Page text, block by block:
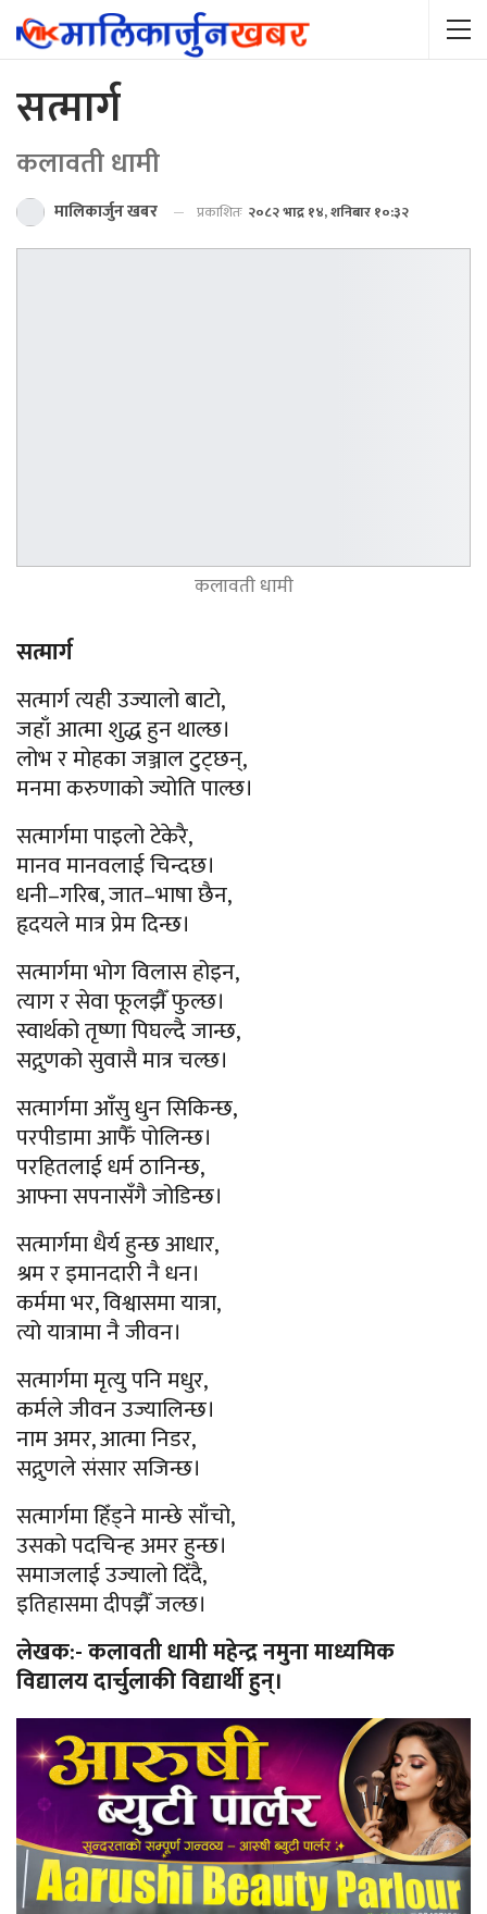
सत्मार्ग
कलावती धामी
मालिकार्जुन खबर प्रकाशितः २०८२ भाद्र १४, शनिबार १०:३२
कलावती धामी
सत्मार्ग
सत्मार्ग त्यही उज्यालो बाटो,
जहाँ आत्मा शुद्ध हुन थाल्छ।
लोभ र मोहका जञ्जाल टुट्छन्,
मनमा करुणाको ज्योति पाल्छ।
सत्मार्गमा पाइलो टेकेरै,
मानव मानवलाई चिन्दछ।
धनी–गरिब, जात–भाषा छैन,
हृदयले मात्र प्रेम दिन्छ।
सत्मार्गमा भोग विलास होइन,
त्याग र सेवा फूलझैँ फुल्छ।
स्वार्थको तृष्णा पिघल्दै जान्छ,
सद्गुणको सुवासै मात्र चल्छ।
सत्मार्गमा आँसु धुन सिकिन्छ,
परपीडामा आफैँ पोलिन्छ।
परहितलाई धर्म ठानिन्छ,
आफ्ना सपनासँगै जोडिन्छ।
सत्मार्गमा धैर्य हुन्छ आधार,
श्रम र इमानदारी नै धन।
कर्ममा भर, विश्वासमा यात्रा,
त्यो यात्रामा नै जीवन।
सत्मार्गमा मृत्यु पनि मधुर,
कर्मले जीवन उज्यालिन्छ।
नाम अमर, आत्मा निडर,
सद्गुणले संसार सजिन्छ।
सत्मार्गमा हिँड्ने मान्छे साँचो,
उसको पदचिन्ह अमर हुन्छ।
समाजलाई उज्यालो दिँदै,
इतिहासमा दीपझैँ जल्छ।
लेखक:- कलावती धामी महेन्द्र नमुना माध्यमिक
विद्यालय दार्चुलाकी विद्यार्थी हुन्।